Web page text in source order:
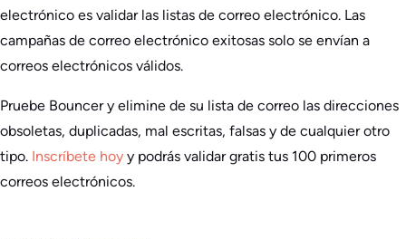
electrónico es validar las listas de correo electrónico. Las
campañas de correo electrónico exitosas solo se envían a
correos electrónicos válidos.
Pruebe Bouncer y elimine de su lista de correo las direcciones
obsoletas, duplicadas, mal escritas, falsas y de cualquier otro
tipo. Inscríbete hoy y podrás validar gratis tus 100 primeros
correos electrónicos.